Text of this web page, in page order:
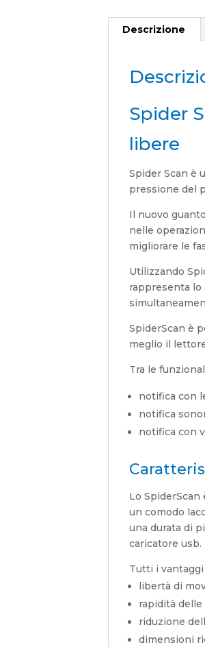
Descrizione
Spider
libere
Spider Scan è
pressione del
Il nuovo
nelle
migliorare le
Utilizzando
rappresenta lo
SpiderScan è
meglio il
Tra le
notifica con
notifica
notifica con
Lo
un comodo
una durata di
caricatore usb.
Tutti i vantaggi
libertà di
rapidità
riduzione
dimensioni